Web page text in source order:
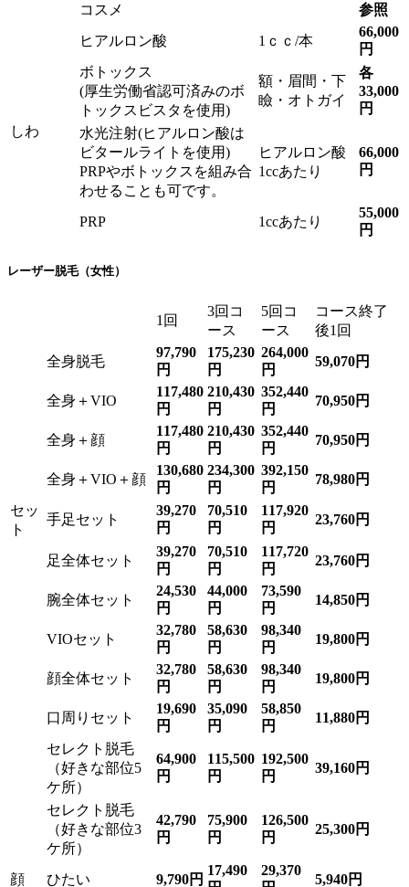
コスメ
参照
しわ
ヒアルロン酸 1ｃｃ/本
66,000
円
ボトックス
(厚生労働省認可済みのボ
トックスビスタを使用)
額・眉間・下
瞼・オトガイ
各
33,000
円
水光注射(ヒアルロン酸は
ビタールライトを使用)
PRPやボトックスを組み合
わせることも可です。
ヒアルロン酸
1ccあたり
66,000
円
PRP 1ccあたり
55,000
円
レーザー脱毛（女性）
1回
3回コ
ース
5回コ
ース
コース終了
後1回
全身脱毛
97,790
円
175,230
円
264,000
円
59,070円
全身＋VIO
117,480
円
210,430
円
352,440
円
70,950円
全身＋顔
117,480
円
210,430
円
352,440
円
70,950円
全身＋VIO＋顔
130,680
円
234,300
円
392,150
円
78,980円
セッ
ト
手足セット
39,270
円
70,510
円
117,920
円
23,760円
足全体セット
39,270
円
70,510
円
117,720
円
23,760円
腕全体セット
24,530
円
44,000
円
73,590
円
14,850円
VIOセット
32,780
円
58,630
円
98,340
円
19,800円
顔全体セット
32,780
円
58,630
円
98,340
円
19,800円
口周りセット
19,690
円
35,090
円
58,850
円
11,880円
セレクト脱毛
（好きな部位5
ケ所）
64,900
円
115,500
円
192,500
円
39,160円
セレクト脱毛
（好きな部位3
ケ所）
42,790
円
75,900
円
126,500
円
25,300円
顔 ひたい 9,790円
17,490
29,370
5,940円